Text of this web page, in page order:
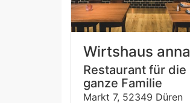
Wirtshaus anna
Restaurant für die
ganze Familie
Markt 7, 52349 Düren